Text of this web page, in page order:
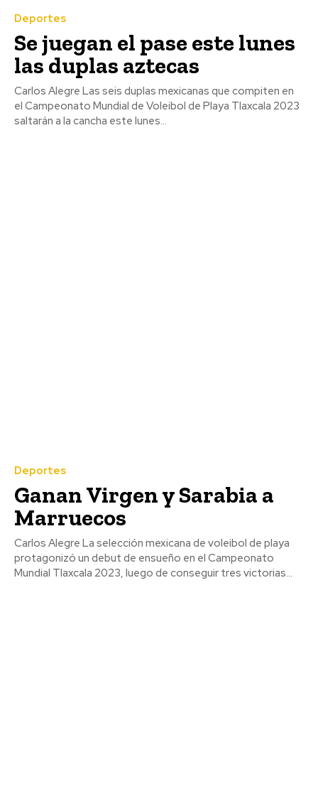
Deportes
Se juegan el pase este lunes
las duplas aztecas
Carlos Alegre Las seis duplas mexicanas que compiten en
el Campeonato Mundial de Voleibol de Playa Tlaxcala 2023
saltarán a la cancha este lunes...
Deportes
Ganan Virgen y Sarabia a
Marruecos
Carlos Alegre La selección mexicana de voleibol de playa
protagonizó un debut de ensueño en el Campeonato
Mundial Tlaxcala 2023, luego de conseguir tres victorias...